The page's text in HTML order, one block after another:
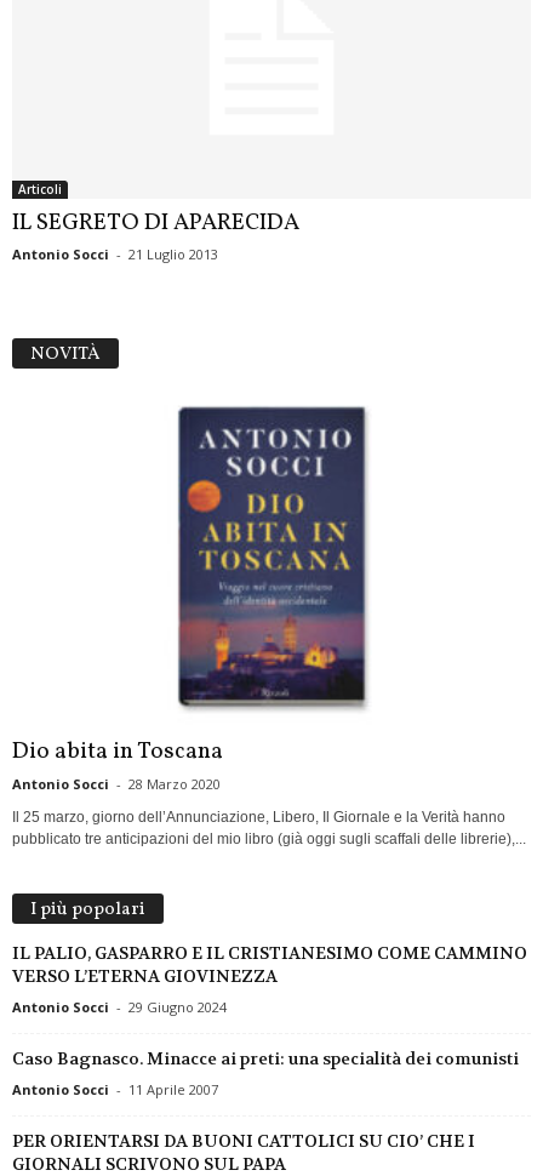
Articoli
IL SEGRETO DI APARECIDA
Antonio Socci - 21 Luglio 2013
NOVITÀ
Dio abita in Toscana
Antonio Socci - 28 Marzo 2020
Il 25 marzo, giorno dell’Annunciazione, Libero, Il Giornale e la Verità hanno
pubblicato tre anticipazioni del mio libro (già oggi sugli scaffali delle librerie),...
I più popolari
IL PALIO, GASPARRO E IL CRISTIANESIMO COME CAMMINO
VERSO L’ETERNA GIOVINEZZA
Antonio Socci - 29 Giugno 2024
Caso Bagnasco. Minacce ai preti: una specialità dei comunisti
Antonio Socci - 11 Aprile 2007
PER ORIENTARSI DA BUONI CATTOLICI SU CIO’ CHE I
GIORNALI SCRIVONO SUL PAPA